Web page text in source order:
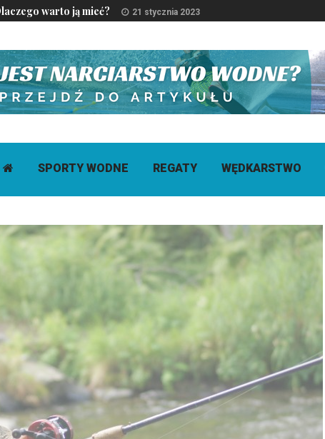
warto ją mieć? 21 stycznia 2023
SPORTY WODNE REGATY WĘDKARSTWO